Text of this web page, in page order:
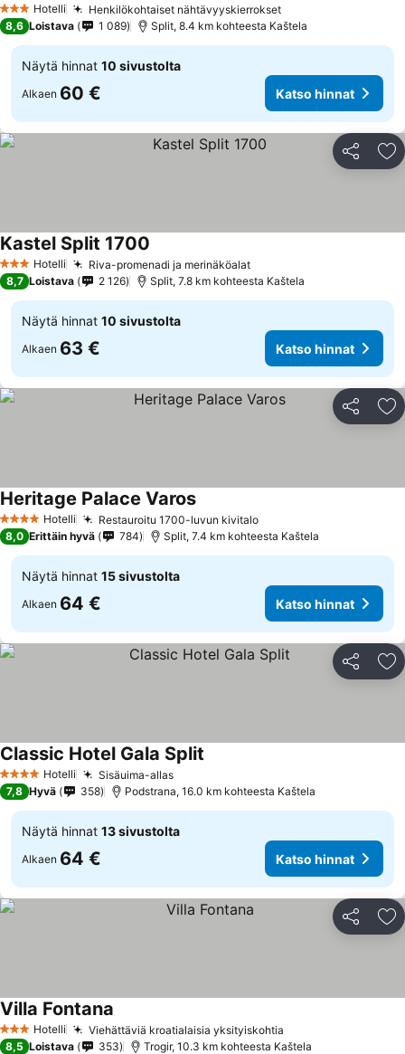
3 Tähtiluokitus
Hotelli Henkilökohtaiset nähtävyyskierrokset
8,6 Loistava 1 089 Split, 8.4 km kohteesta Kaštela
Näytä hinnat 10 sivustolta
Alkaen 60 € Katso hinnat
Jaa
3 Tähtiluokitus
Hotelli Riva-promenadi ja merinäköalat
Kastel Split 1700
8,7 Loistava 2 126 Split, 7.8 km kohteesta Kaštela
Näytä hinnat 10 sivustolta
Alkaen 63 € Katso hinnat
Jaa
4 Tähtiluokitus
Hotelli Restauroitu 1700-luvun kivitalo
Heritage Palace Varos
8,0 Erittäin hyvä 784 Split, 7.4 km kohteesta Kaštela
Näytä hinnat 15 sivustolta
Alkaen 64 € Katso hinnat
Jaa
4 Tähtiluokitus
Hotelli Sisäuima-allas
Classic Hotel Gala Split
7,8 Hyvä 358 Podstrana, 16.0 km kohteesta Kaštela
Näytä hinnat 13 sivustolta
Alkaen 64 € Katso hinnat
Jaa
3 Tähtiluokitus
Hotelli Viehättäviä kroatialaisia yksityiskohtia
Villa Fontana
8,5 Loistava 353 Trogir, 10.3 km kohteesta Kaštela